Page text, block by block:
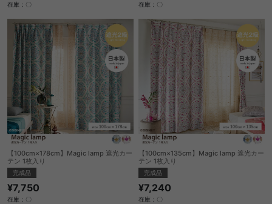
在庫：〇 在庫：〇
【100cm×178cm】Magic lamp 遮光カー
テン 1枚入り
完成品
¥7,750
在庫：〇
【100cm×135cm】Magic lamp 遮光カー
テン 1枚入り
完成品
¥7,240
在庫：〇